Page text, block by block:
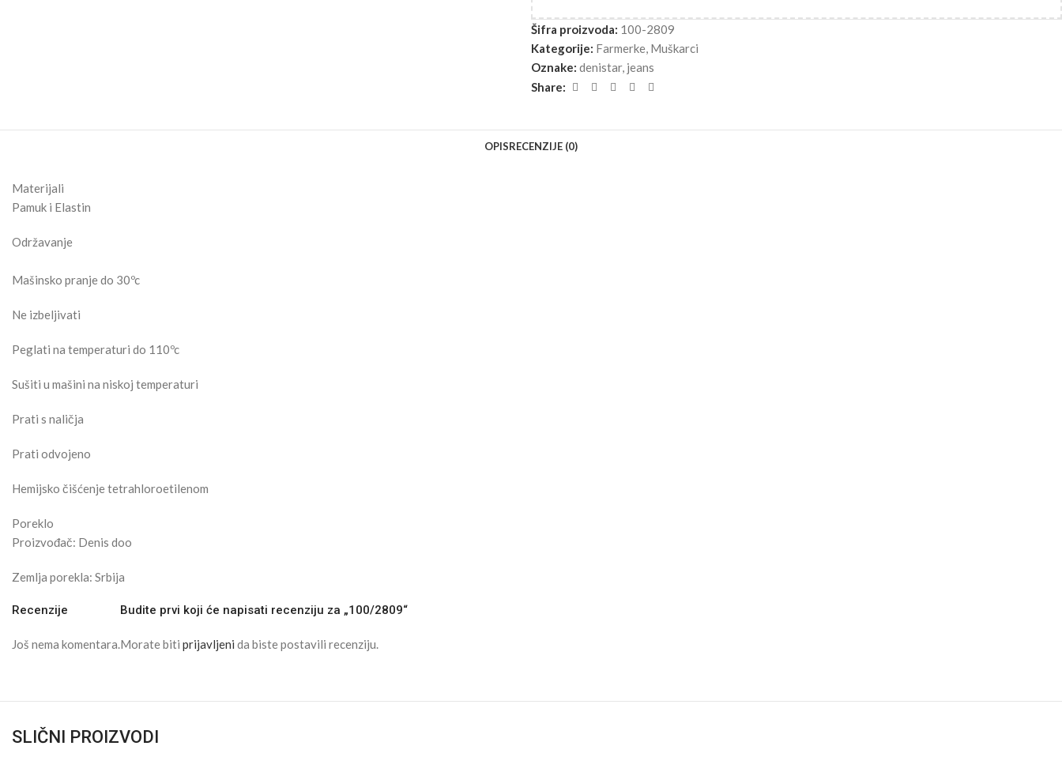
Šifra proizvoda: 100-2809
Kategorije: Farmerke Muškarci
Oznake: denistar, jeans
Share:
OPISRECENZIJE (0)
Materijali
Pamuk i Elastin
Održavanje
Mašinsko pranje do 30ºc
Ne izbeljivati
Peglati na temperaturi do 110ºc
Sušiti u mašini na niskoj temperaturi
Prati s naličja
Prati odvojeno
Hemijsko čišćenje tetrahloroetilenom
Poreklo
Proizvođač: Denis doo
Zemlja porekla: Srbija
Recenzije
Još nema komentara.
Budite prvi koji će napisati recenziju za „100/2809“
Morate biti prijavljeni da biste postavili recenziju.
SLIČNI PROIZVODI